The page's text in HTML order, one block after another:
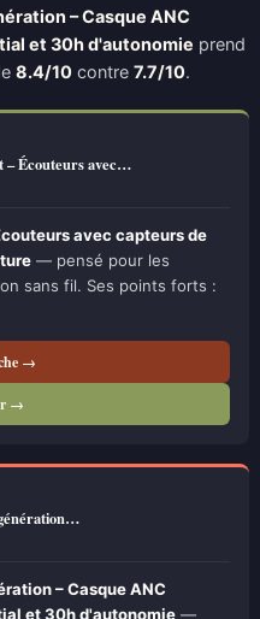
– Casque ANC
et 30h d'autonomie prend
8.4/10 contre 7.7/10.
– Écouteurs avec…
avec capteurs de
— pensé pour les
sans fil. Ses points forts :
→
→
– Casque ANC
et 30h d'autonomie —